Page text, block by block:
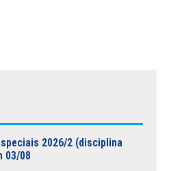
2026/2 (disciplina
03/08